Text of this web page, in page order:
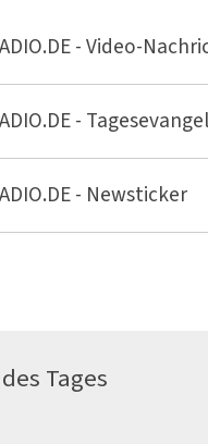
- Video-
-
- Newsticker
Tages